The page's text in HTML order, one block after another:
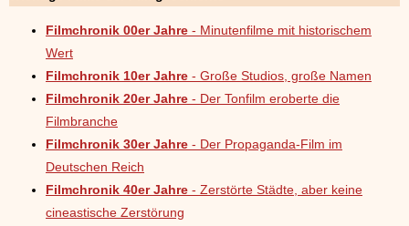
Filmchronik 00er Jahre - Minutenfilme mit historischem
Wert
Filmchronik 10er Jahre - Große Studios, große Namen
Filmchronik 20er Jahre - Der Tonfilm eroberte die
Filmbranche
Filmchronik 30er Jahre - Der Propaganda-Film im
Deutschen Reich
Filmchronik 40er Jahre - Zerstörte Städte, aber keine
cineastische Zerstörung